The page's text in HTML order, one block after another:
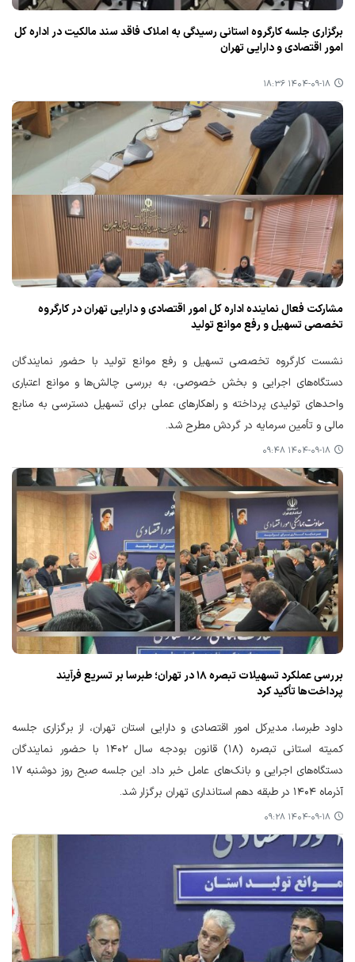
برگزاری جلسه کارگروه استانی رسیدگی به املاک فاقد سند مالکیت در اداره کل
امور اقتصادی و دارایی تهران
۱۴۰۴-۰۹-۱۸ ۱۸:۳۶
مشارکت فعال نماینده اداره کل امور اقتصادی و دارایی تهران در کارگروه
تخصصی تسهیل و رفع موانع تولید
نشست کارگروه تخصصی تسهیل و رفع موانع تولید با حضور نمایندگان
دستگاه‌های اجرایی و بخش خصوصی، به بررسی چالش‌ها و موانع اعتباری
واحدهای تولیدی پرداخته و راهکارهای عملی برای تسهیل دسترسی به منابع
مالی و تأمین سرمایه در گردش مطرح شد.
۱۴۰۴-۰۹-۱۸ ۰۹:۴۸
بررسی عملکرد تسهیلات تبصره ۱۸ در تهران؛ طبرسا بر تسریع فرآیند
پرداخت‌ها تأکید کرد
داود طبرسا، مدیرکل امور اقتصادی و دارایی استان تهران، از برگزاری جلسه
کمیته استانی تبصره (۱۸) قانون بودجه سال ۱۴۰۲ با حضور نمایندگان
دستگاه‌های اجرایی و بانک‌های عامل خبر داد. این جلسه صبح روز دوشنبه ۱۷
آذرماه ۱۴۰۴ در طبقه دهم استانداری تهران برگزار شد.
۱۴۰۴-۰۹-۱۸ ۰۹:۲۸